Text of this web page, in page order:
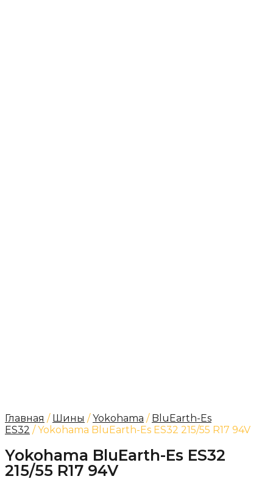
Главная / Шины /Yokohama / BluEarth-Es
ES32 / Yokohama BluEarth-Es ES32 215/55 R17 94V
Yokohama BluEarth-Es ES32
215/55 R17 94V